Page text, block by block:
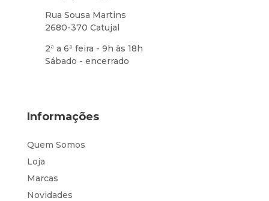
Rua Sousa Martins
2680-370 Catujal
2ª a 6ª feira - 9h às 18h
Sábado - encerrado
Informações
Quem Somos
Loja
Marcas
Novidades